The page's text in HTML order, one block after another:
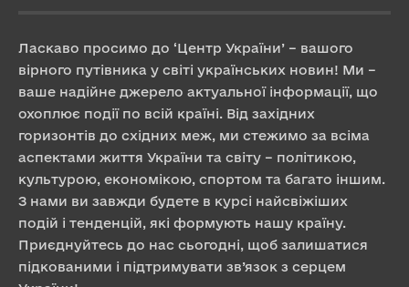
Ласкаво просимо до ‘Центр України’ – вашого
вірного путівника у світі українських новин! Ми –
ваше надійне джерело актуальної інформації, що
охоплює події по всій країні. Від західних
горизонтів до східних меж, ми стежимо за всіма
аспектами життя України та світу – політикою,
культурою, економікою, спортом та багато іншим.
З нами ви завжди будете в курсі найсвіжіших
подій і тенденцій, які формують нашу країну.
Приєднуйтесь до нас сьогодні, щоб залишатися
підкованими і підтримувати зв’язок з серцем